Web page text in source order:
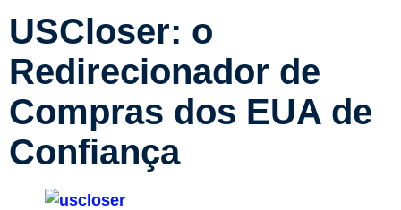
USCloser: o
Redirecionador de
Compras dos EUA de
Confiança